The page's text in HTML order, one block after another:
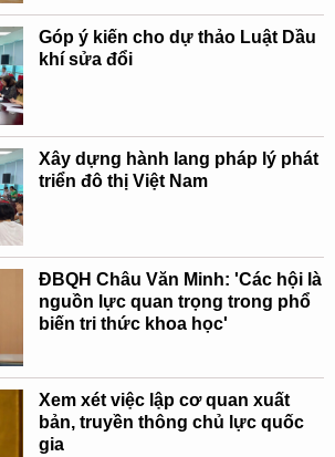
Góp ý kiến cho dự thảo Luật Dầu
khí sửa đổi
Xây dựng hành lang pháp lý phát
triển đô thị Việt Nam
ĐBQH Châu Văn Minh: 'Các hội là
nguồn lực quan trọng trong phổ
biến tri thức khoa học'
Xem xét việc lập cơ quan xuất
bản, truyền thông chủ lực quốc
gia